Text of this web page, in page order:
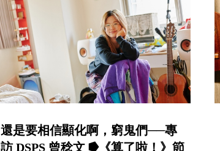
還是要相信顯化啊，窮鬼們──專
訪 DSPS 曾稔文 ⭓《算了啦！》節